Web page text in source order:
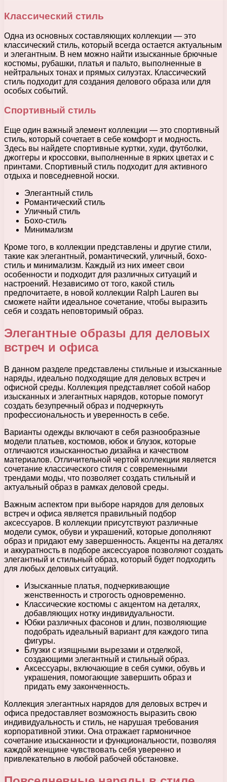
Классический стиль
Одна из основных составляющих коллекции — это
классический стиль, который всегда остается актуальным
и элегантным. В нем можно найти изысканные брючные
костюмы, рубашки, платья и пальто, выполненные в
нейтральных тонах и прямых силуэтах. Классический
стиль подходит для создания делового образа или для
особых событий.
Спортивный стиль
Еще один важный элемент коллекции — это спортивный
стиль, который сочетает в себе комфорт и модность.
Здесь вы найдете спортивные куртки, худи, футболки,
джоггеры и кроссовки, выполненные в ярких цветах и с
принтами. Спортивный стиль подходит для активного
отдыха и повседневной носки.
Элегантный стиль
Романтический стиль
Уличный стиль
Бохо-стиль
Минимализм
Кроме того, в коллекции представлены и другие стили,
такие как элегантный, романтический, уличный, бохо-
стиль и минимализм. Каждый из них имеет свои
особенности и подходит для различных ситуаций и
настроений. Независимо от того, какой стиль
предпочитаете, в новой коллекции Ralph Lauren вы
сможете найти идеальное сочетание, чтобы выразить
себя и создать неповторимый образ.
Элегантные образы для деловых
встреч и офиса
В данном разделе представлены стильные и изысканные
наряды, идеально подходящие для деловых встреч и
офисной среды. Коллекция представляет собой набор
изысканных и элегантных нарядов, которые помогут
создать безупречный образ и подчеркнуть
профессиональность и уверенность в себе.
Варианты одежды включают в себя разнообразные
модели платьев, костюмов, юбок и блузок, которые
отличаются изысканностью дизайна и качеством
материалов. Отличительной чертой коллекции является
сочетание классического стиля с современными
трендами моды, что позволяет создать стильный и
актуальный образ в рамках деловой среды.
Важным аспектом при выборе нарядов для деловых
встреч и офиса является правильный подбор
аксессуаров. В коллекции присутствуют различные
модели сумок, обуви и украшений, которые дополняют
образ и придают ему завершенность. Акценты на деталях
и аккуратность в подборе аксессуаров позволяют создать
элегантный и стильный образ, который будет подходить
для любых деловых ситуаций.
Изысканные платья, подчеркивающие
женственность и строгость одновременно.
Классические костюмы с акцентом на деталях,
добавляющих нотку индивидуальности.
Юбки различных фасонов и длин, позволяющие
подобрать идеальный вариант для каждого типа
фигуры.
Блузки с изящными вырезами и отделкой,
создающими элегантный и стильный образ.
Аксессуары, включающие в себя сумки, обувь и
украшения, помогающие завершить образ и
придать ему законченность.
Коллекция элегантных нарядов для деловых встреч и
офиса предоставляет возможность выразить свою
индивидуальность и стиль, не нарушая требования
корпоративной этики. Она отражает гармоничное
сочетание изысканности и функциональности, позволяя
каждой женщине чувствовать себя уверенно и
привлекательно в любой рабочей обстановке.